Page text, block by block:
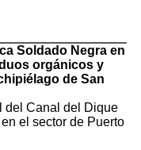
Soldado Negra en
orgánicos y
de San
del Canal del Dique
el sector de Puerto